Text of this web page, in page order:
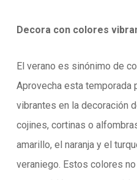
Decora con colores
El verano es sinónimo de
Aprovecha esta temporada
vibrantes en la decoración
cojines, cortinas o
amarillo, el naranja y el
veraniego. Estos colores